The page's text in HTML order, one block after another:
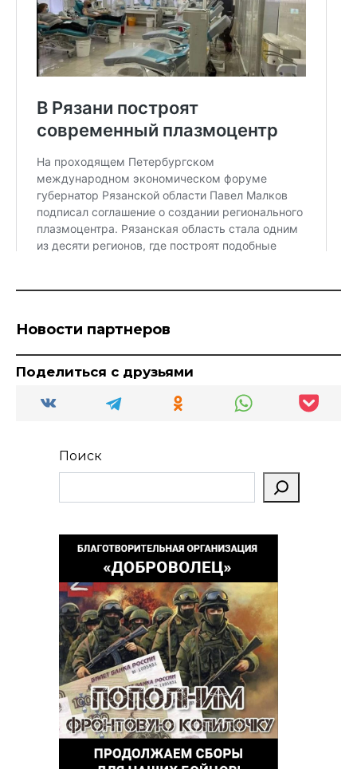
Новости партнеров
Поделиться с друзьями
Поиск